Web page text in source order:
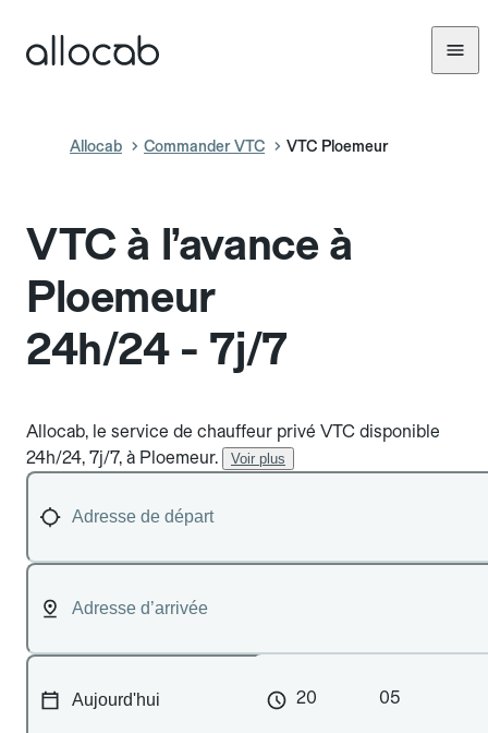
Allocab Commander VTC VTC Ploemeur
VTC à l’avance à
Ploemeur
24h/24 - 7j/7
Allocab, le service de chauffeur privé VTC disponible
24h/24, 7j/7, à Ploemeur.
Voir plus
20 05